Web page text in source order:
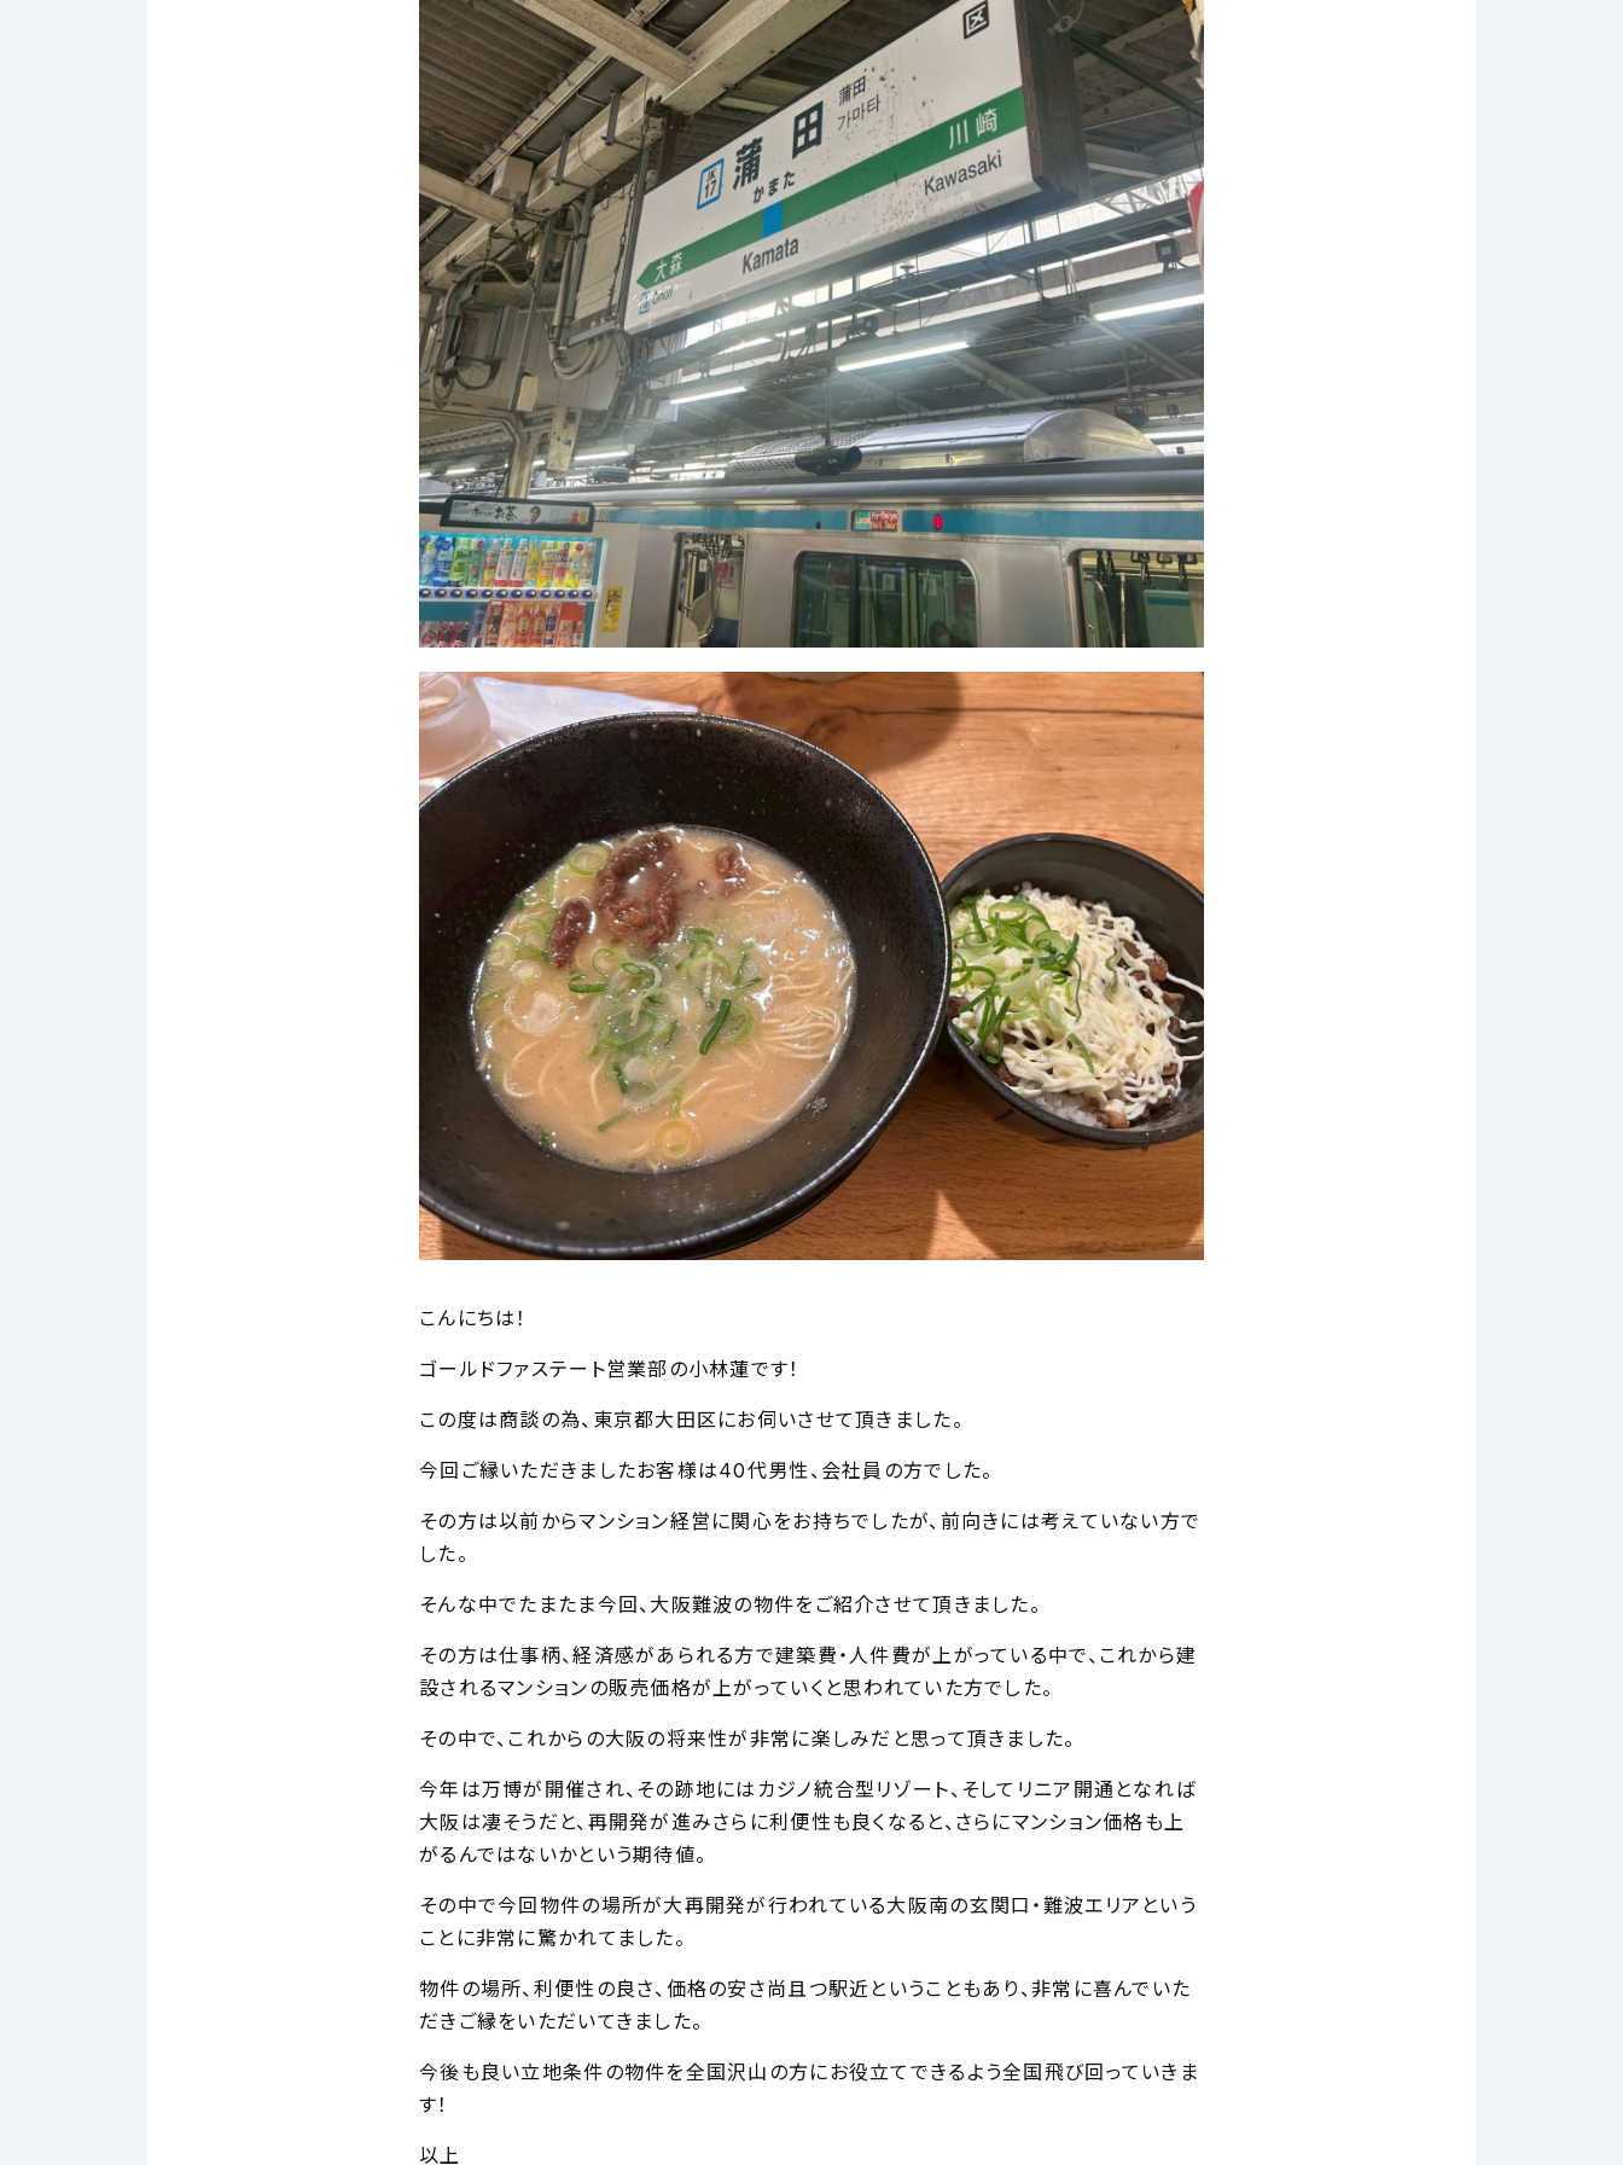
こんにちは！
ゴールドファステート営業部の小林蓮です！
この度は商談の為、東京都大田区にお伺いさせて頂きました。
今回ご縁いただきましたお客様は40代男性、会社員の方でした。
その方は以前からマンション経営に関心をお持ちでしたが、前向きには考えていない方で
した。
そんな中でたまたま今回、大阪難波の物件をご紹介させて頂きました。
その方は仕事柄、経済感があられる方で建築費・人件費が上がっている中で、これから建
設されるマンションの販売価格が上がっていくと思われていた方でした。
その中で、これからの大阪の将来性が非常に楽しみだと思って頂きました。
今年は万博が開催され、その跡地にはカジノ統合型リゾート、そしてリニア開通となれば
大阪は凄そうだと、再開発が進みさらに利便性も良くなると、さらにマンション価格も上
がるんではないかという期待値。
その中で今回物件の場所が大再開発が行われている大阪南の玄関口・難波エリアという
ことに非常に驚かれてました。
物件の場所、利便性の良さ、価格の安さ尚且つ駅近ということもあり、非常に喜んでいた
だきご縁をいただいてきました。
今後も良い立地条件の物件を全国沢山の方にお役立てできるよう全国飛び回っていきま
す！
以上